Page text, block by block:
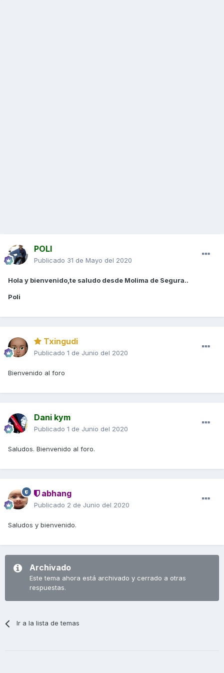
POLI
Publicado 31 de Mayo del 2020
Hola y bienvenido,te saludo desde Molima de Segura..
Poli
Txingudi
Publicado 1 de Junio del 2020
Bienvenido al foro
Dani kym
Publicado 1 de Junio del 2020
Saludos. Bienvenido al foro.
abhang
Publicado 2 de Junio del 2020
Saludos y bienvenido.
Archivado
Este tema ahora está archivado y cerrado a otras
respuestas.
Ir a la lista de temas